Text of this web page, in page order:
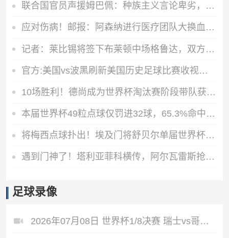
联合国官员声援姆巴佩：种族主义言论卑劣，这种现象广泛存在
应对伤病！邮报：阿森纳进行医疗团队大换血，挖角专家、短跑名将
记者：莱比锡将签下布莱顿中场格鲁达，双方达成口头协议
官方:美国vs波黑刷新美国历史足球比赛收视纪录 vs比利时仍待统计
10场胜利！德尚成为世界杯淘汰赛阶段带队获胜次数最多的主教练
本届世界杯49粒点球仅罚进32球，65.3%命中率是有统计以来最低
将梅西点球扑出！埃及门将舒贝尔单届世界杯扑出2粒点球
遇到门神了！塔利亚菲科横传，阿尔瓦雷斯抢点攻门被扑出！
足球录像
2026年07月08日 世界杯1/8决赛 瑞士vs哥伦比亚 全场录像